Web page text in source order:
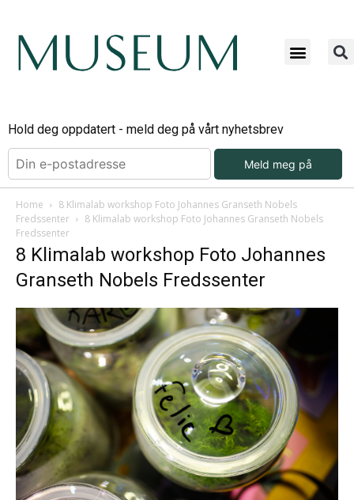
Hold deg oppdatert - meld deg på vårt nyhetsbrev
Meld meg på
Home
8 Klimalab workshop Foto Johannes Granseth Nobels
Fredssenter
8 Klimalab workshop Foto Johannes Granseth Nobels
Fredssenter
8 Klimalab workshop Foto Johannes
Granseth Nobels Fredssenter